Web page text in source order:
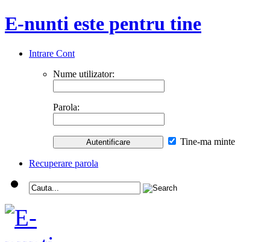
E-nunti este pentru tine
Intrare Cont
Nume utilizator:
Parola:
Tine-ma minte
Recuperare parola